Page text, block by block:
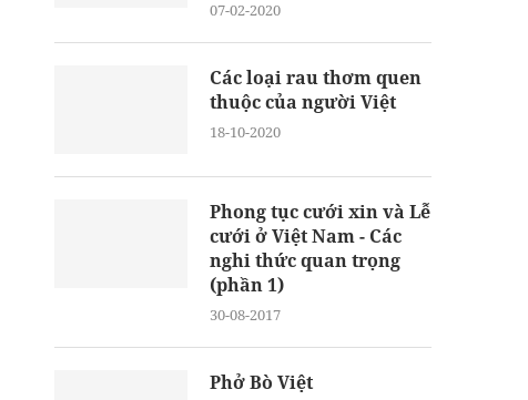
07-02-2020
Các loại rau thơm quen
thuộc của người Việt
18-10-2020
Phong tục cưới xin và Lễ
cưới ở Việt Nam - Các
nghi thức quan trọng
(phần 1)
30-08-2017
Phở Bò Việt